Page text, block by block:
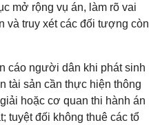
mở rộng vụ án, làm rõ vai
và truy xét các đối tượng còn
cáo người dân khi phát sinh
tài sản cần thực hiện thông
hoặc cơ quan thi hành án
tuyệt đối không thuê các tổ